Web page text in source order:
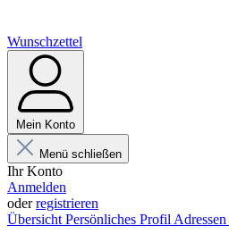
Wunschzettel
Mein Konto
Menü schließen
Ihr Konto
Anmelden
oderregistrieren
Übersicht Persönliches Profil Adressen